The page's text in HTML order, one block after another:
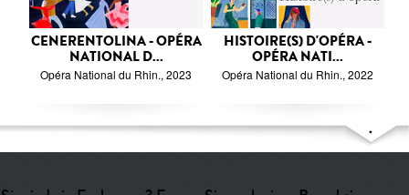
CENERENTOLINA - OPÉRA
NATIONAL D...
Opéra National du Rhin., 2023
HISTOIRE(S) D'OPÉRA -
OPÉRA NATI...
Opéra National du Rhin., 2022